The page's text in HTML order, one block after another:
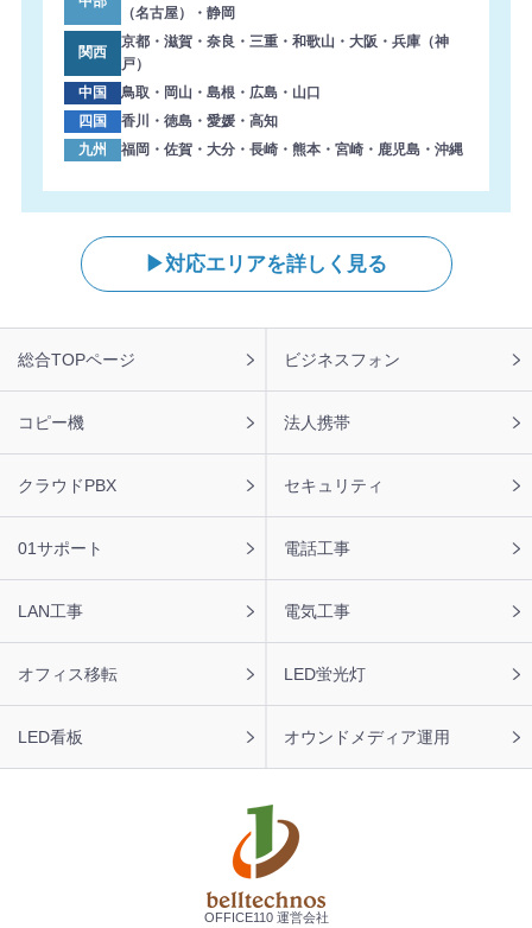
（名古屋）・静岡
関西
京都・滋賀・奈良・三重・和歌山・大阪・兵庫（神
戸）
中国
鳥取・岡山・島根・広島・山口
四国
香川・徳島・愛媛・高知
九州
福岡・佐賀・大分・長崎・熊本・宮崎・鹿児島・沖縄
対応エリアを詳しく見る
ッ
タ
総合TOPページ ビジネスフォン
コピー機 法人携帯
クラウドPBX セキュリティ
01サポート 電話工事
LAN工事 電気工事
オフィス移転 LED蛍光灯
LED看板 オウンドメディア運用
OFFICE110 運営会社